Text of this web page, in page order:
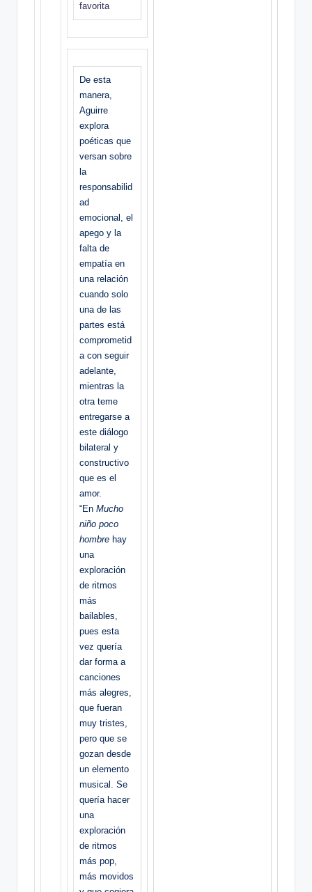
favorita
De esta
manera,
Aguirre
explora
poéticas que
versan sobre
la
responsabilid
ad
emocional, el
apego y la
falta de
empatía en
una relación
cuando solo
una de las
partes está
comprometid
a con seguir
adelante,
mientras la
otra teme
entregarse a
este diálogo
bilateral y
constructivo
que es el
amor.
“En Mucho
niño poco
hombre hay
una
exploración
de ritmos
más
bailables,
pues esta
vez quería
dar forma a
canciones
más alegres,
que fueran
muy tristes,
pero que se
gozan desde
un elemento
musical. Se
quería hacer
una
exploración
de ritmos
más pop,
más movidos